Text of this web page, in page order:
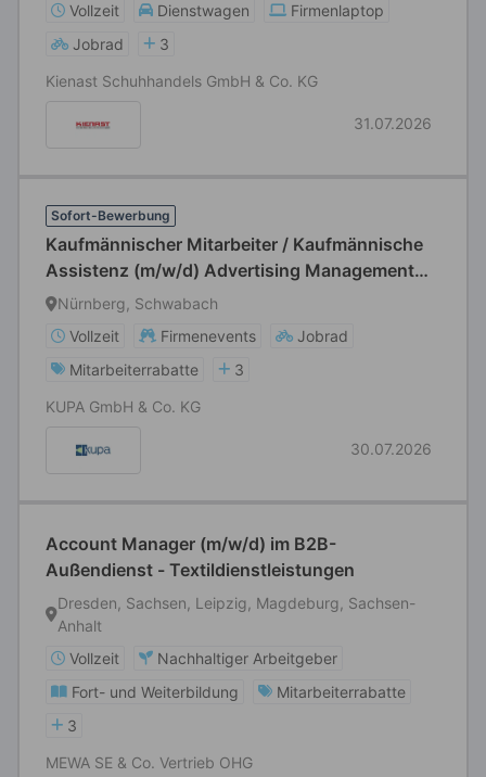
Vollzeit
Dienstwagen
Firmenlaptop
Jobrad
3
Kienast Schuhhandels GmbH & Co. KG
31.07.2026
Sofort-Bewerbung
Kaufmännischer Mitarbeiter / Kaufmännische
Assistenz (m/w/d) Advertising Management
Textilien
Nürnberg, Schwabach
Vollzeit
Firmenevents
Jobrad
Mitarbeiterrabatte
3
KUPA GmbH & Co. KG
30.07.2026
Account Manager (m/w/d) im B2B-
Außendienst - Textildienstleistungen
Dresden, Sachsen, Leipzig, Magdeburg, Sachsen-
Anhalt
Vollzeit
Nachhaltiger Arbeitgeber
Fort- und Weiterbildung
Mitarbeiterrabatte
3
MEWA SE & Co. Vertrieb OHG